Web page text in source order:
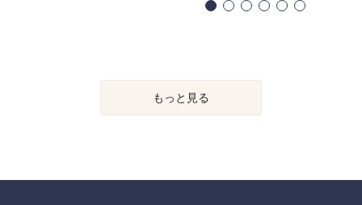
もっと見る